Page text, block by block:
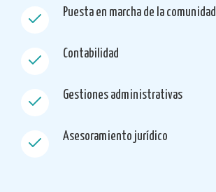
Puesta en marcha de la comunidad
Contabilidad
Gestiones administrativas
Asesoramiento jurídico